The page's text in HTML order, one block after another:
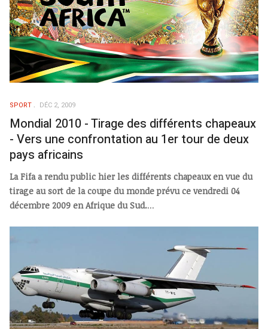
SPORT DÉC 2, 2009
Mondial 2010 - Tirage des différents chapeaux
- Vers une confrontation au 1er tour de deux
pays africains
La Fifa a rendu public hier les différents chapeaux en vue du
tirage au sort de la coupe du monde prévu ce vendredi 04
décembre 2009 en Afrique du Sud....